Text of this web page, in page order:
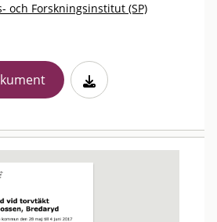
och Forskningsinstitut (SP)